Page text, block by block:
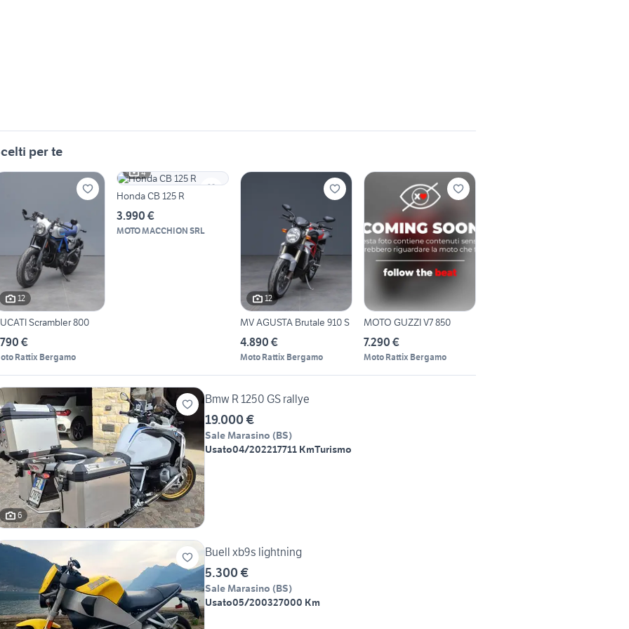
per te
12
Scrambler 800
€
Rattix Bergamo
4
Honda CB 125 R
3.990 €
MOTO MACCHION SRL
12
MV AGUSTA Brutale 910 S
4.890 €
Moto Rattix Bergamo
MOTO GUZZI V7 850
7.290 €
Moto Rattix Bergamo
6
Bmw R 1250 GS rallye
19.000 €
Sale Marasino (BS)
Usato04/202217711 KmTurismo
Buell xb9s lightning
5.300 €
Sale Marasino (BS)
Usato05/200327000 Km